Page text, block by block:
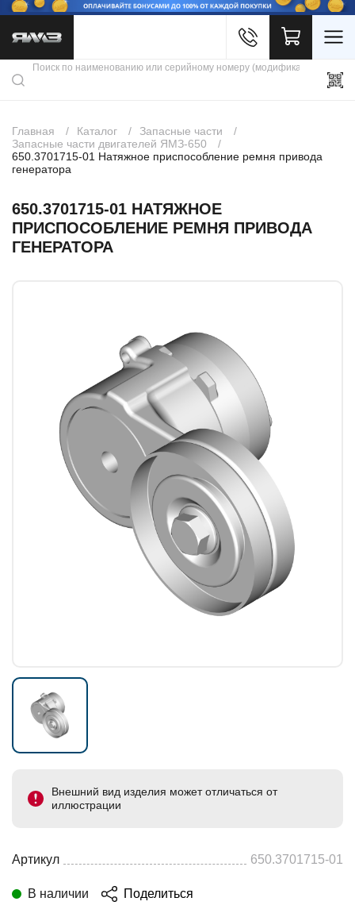
Каталог продукции
Скидки
Контакты
Главная Каталог
Запасные части
Запасные части двигателей ЯМЗ-650
650.3701715-01 Натяжное приспособление ремня привода
генератора
650.3701715-01 НАТЯЖНОЕ
ПРИСПОСОБЛЕНИЕ РЕМНЯ ПРИВОДА
ГЕНЕРАТОРА
Внешний вид изделия может отличаться от
иллюстрации
Артикул 650.3701715-01
В наличии Поделиться